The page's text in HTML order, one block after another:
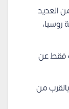
العديد
فقط عن
من